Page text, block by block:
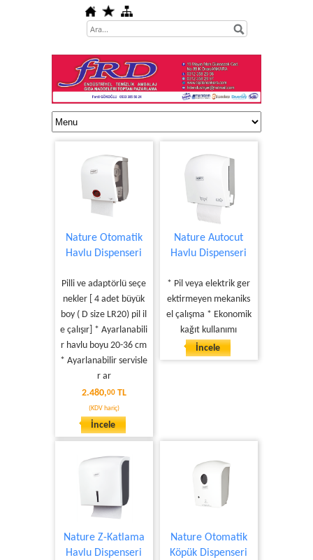
Nature Otomatik
Havlu Dispenseri
Pilli ve adaptörlü seçe
nekler [ 4 adet büyük
boy ( D size LR20) pil il
e çalışır] * Ayarlanabili
r havlu boyu 20-36 cm
* Ayarlanabilir servisle
r ar
2.480,00 TL
(KDV hariç)
İncele
Nature Autocut
Havlu Dispenseri
* Pil veya elektrik ger
ektirmeyen mekaniks
el çalışma * Ekonomik
kağıt kullanımı
İncele
Nature Z-Katlama
Havlu Dispenseri
Nature Otomatik
Köpük Dispenseri